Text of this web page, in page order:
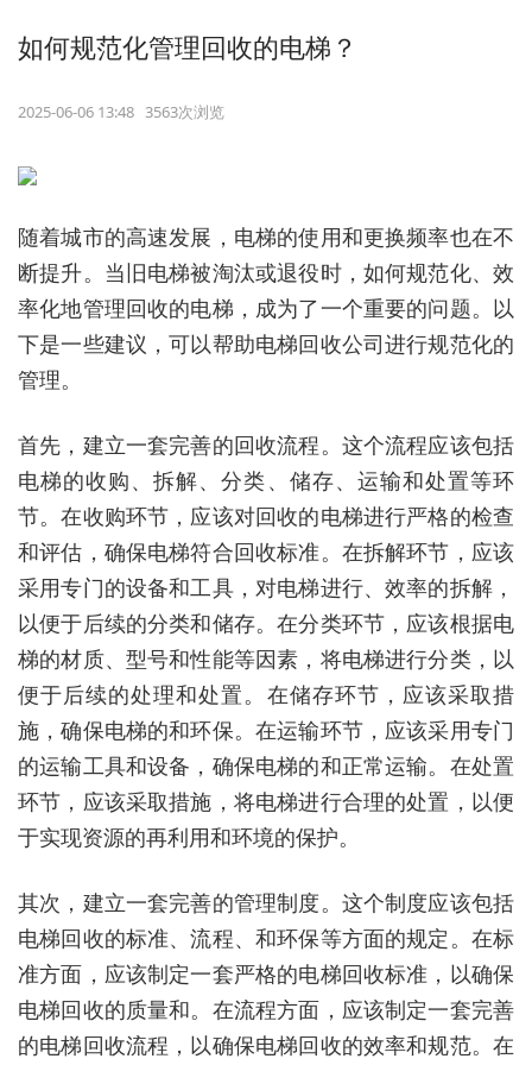
如何规范化管理回收的电梯？
2025-06-06 13:48 3563次浏览
随着城市的高速发展，电梯的使用和更换频率也在不
断提升。当旧电梯被淘汰或退役时，如何规范化、效
率化地管理回收的电梯，成为了一个重要的问题。以
下是一些建议，可以帮助电梯回收公司进行规范化的
管理。
首先，建立一套完善的回收流程。这个流程应该包括
电梯的收购、拆解、分类、储存、运输和处置等环
节。在收购环节，应该对回收的电梯进行严格的检查
和评估，确保电梯符合回收标准。在拆解环节，应该
采用专门的设备和工具，对电梯进行、效率的拆解，
以便于后续的分类和储存。在分类环节，应该根据电
梯的材质、型号和性能等因素，将电梯进行分类，以
便于后续的处理和处置。在储存环节，应该采取措
施，确保电梯的和环保。在运输环节，应该采用专门
的运输工具和设备，确保电梯的和正常运输。在处置
环节，应该采取措施，将电梯进行合理的处置，以便
于实现资源的再利用和环境的保护。
其次，建立一套完善的管理制度。这个制度应该包括
电梯回收的标准、流程、和环保等方面的规定。在标
准方面，应该制定一套严格的电梯回收标准，以确保
电梯回收的质量和。在流程方面，应该制定一套完善
的电梯回收流程，以确保电梯回收的效率和规范。在